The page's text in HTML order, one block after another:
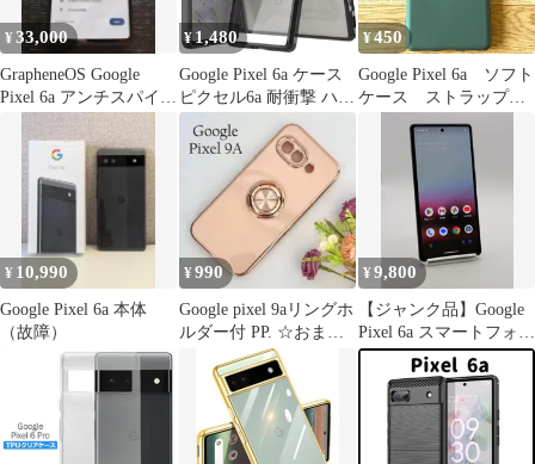
¥33,000
GrapheneOS Google
Pixel 6a アンチスパイフ
¥1,480
Google Pixel 6a ケース
ピクセル6a 耐衝撃 ハイ
ブリット クリア ケース
【Color】 ブラック
¥450
Google Pixel 6a ソフト
ケース ストラップホ
ール グリーン 管理
¥ 10,990
Google Pixel 6a 本体
（故障）
¥990
Google pixel 9aリングホ
ルダー付 PP. ☆おまけ
ガラスフィルム付
¥9,800
【ジャンク品】Google
Pixel 6a スマートフォン
本体 画面タッチ反応な